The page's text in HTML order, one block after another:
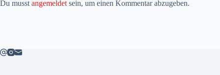
Du musst angemeldet sein, um einen Kommentar abzugeben.